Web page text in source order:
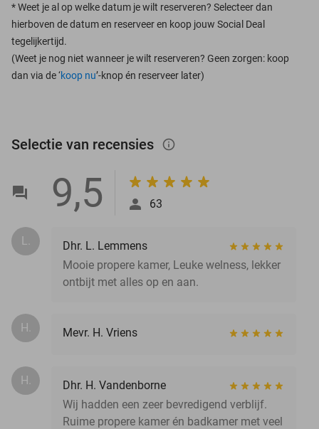
*Weet je al op welke datum je wilt reserveren? Selecteer dan
hierboven de datum en reserveer en koop jouw Social Deal
tegelijkertijd.
(Weet je nog niet wanneer je wilt reserveren? Geen zorgen: koop
dan via de ‘koop nu’-knop én reserveer later)
Selectie van recensies info_outlined
9,5 63
L.
Dhr. L. Lemmens
Mooie propere kamer, Leuke welness, lekker
ontbijt met alles op en aan.
H. Mevr. H. Vriens
H.
Dhr. H. Vandenborne
Wij hadden een zeer bevredigend verblijf.
Ruime propere kamer én badkamer met veel